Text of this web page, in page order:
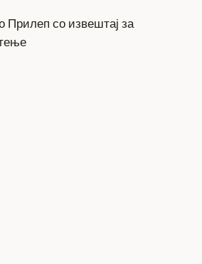
со извештај за